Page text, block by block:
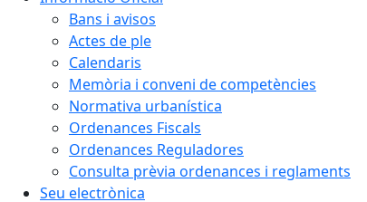
Bans i avisos
Actes de ple
Calendaris
Memòria i conveni de competències
Normativa urbanística
Ordenances Fiscals
Ordenances Reguladores
Consulta prèvia ordenances i reglaments
Seu electrònica